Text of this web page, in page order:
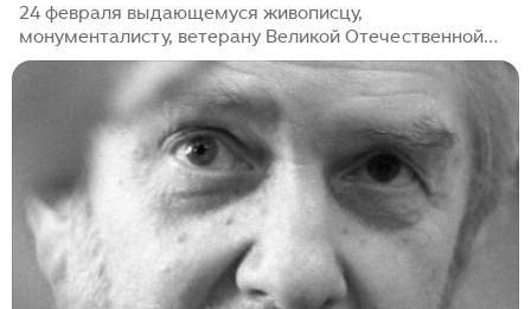
24 февраля выдающемуся живописцу,
монументалисту, ветерану Великой Отечественной
войны, педагогу, представителю знаменитой русской
династии Андрею Владимировичу Васнецову (1924 –
2009) исполняется 100 лет. В собрании Музея
Актуального Реализма 30 произведений мастера,
большую часть которых зрители могут увидеть на
выставке, посвященной его юбилею. Живопись
Васнецова, представленная в экспозиции, создана в
50-80-е годы прошлого века, но она удивительно
современна. В чем эта современность? Прежде
всего,...